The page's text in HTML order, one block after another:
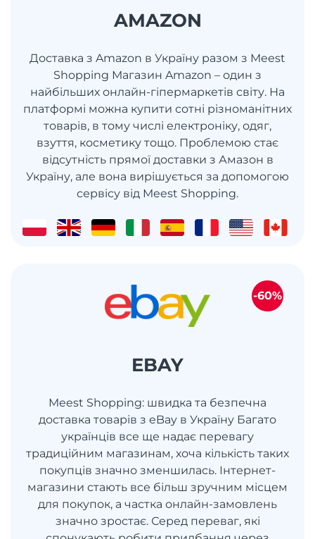
AMAZON
Доставка з Amazon в Україну разом з Meest
Shopping Магазин Amazon – один з
найбільших онлайн-гіпермаркетів світу. На
платформі можна купити сотні різноманітних
товарів, в тому числі електроніку, одяг,
взуття, косметику тощо. Проблемою стає
відсутність прямої доставки з Амазон в
Україну, але вона вирішується за допомогою
сервісу від Meest Shopping.
EBAY
Meest Shopping: швидка та безпечна
доставка товарів з eBay в Україну Багато
українців все ще надає перевагу
традиційним магазинам, хоча кількість таких
покупців значно зменшилась. Інтернет-
магазини стають все більш зручним місцем
для покупок, а частка онлайн-замовлень
значно зростає. Серед переваг, які
-60%